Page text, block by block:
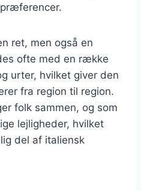
ret, men også en
ofte med en række
urter, hvilket giver den
fra region til region.
folk sammen, og som
lejligheder, hvilket
del af italiensk